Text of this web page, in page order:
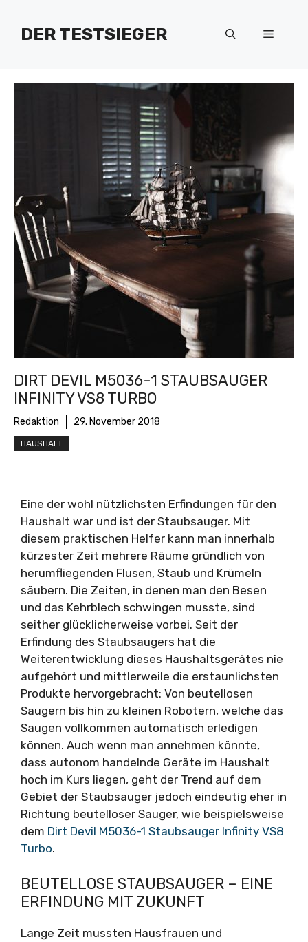
Inhalt
springenDER TESTSIEGER Menü
DIRT DEVIL M5036-1 STAUBSAUGER
INFINITY VS8 TURBO
Redaktion 29. November 2018
HAUSHALT
Eine der wohl nützlichsten Erfindungen für den
Haushalt war und ist der Staubsauger. Mit
diesem praktischen Helfer kann man innerhalb
kürzester Zeit mehrere Räume gründlich von
herumfliegenden Flusen, Staub und Krümeln
säubern. Die Zeiten, in denen man den Besen
und das Kehrblech schwingen musste, sind
seither glücklicherweise vorbei. Seit der
Erfindung des Staubsaugers hat die
Weiterentwicklung dieses Haushaltsgerätes nie
aufgehört und mittlerweile die erstaunlichsten
Produkte hervorgebracht: Von beutellosen
Saugern bis hin zu kleinen Robotern, welche das
Saugen vollkommen automatisch erledigen
können. Auch wenn man annehmen könnte,
dass autonom handelnde Geräte im Haushalt
hoch im Kurs liegen, geht der Trend auf dem
Gebiet der Staubsauger jedoch eindeutig eher in
Richtung beutelloser Sauger, wie beispielsweise
dem Dirt Devil M5036-1 Staubsauger Infinity VS8
Turbo.
BEUTELLOSE STAUBSAUGER – EINE
ERFINDUNG MIT ZUKUNFT
Lange Zeit mussten Hausfrauen und